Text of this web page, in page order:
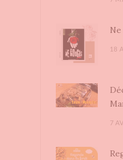
18
7